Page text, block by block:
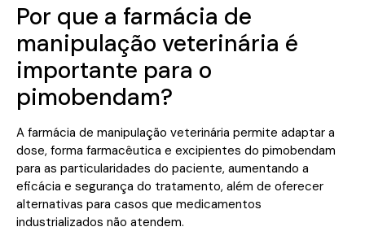
Por que a farmácia de
manipulação veterinária é
importante para o
pimobendam?
A farmácia de manipulação veterinária permite adaptar a
dose, forma farmacêutica e excipientes do pimobendam
para as particularidades do paciente, aumentando a
eficácia e segurança do tratamento, além de oferecer
alternativas para casos que medicamentos
industrializados não atendem.